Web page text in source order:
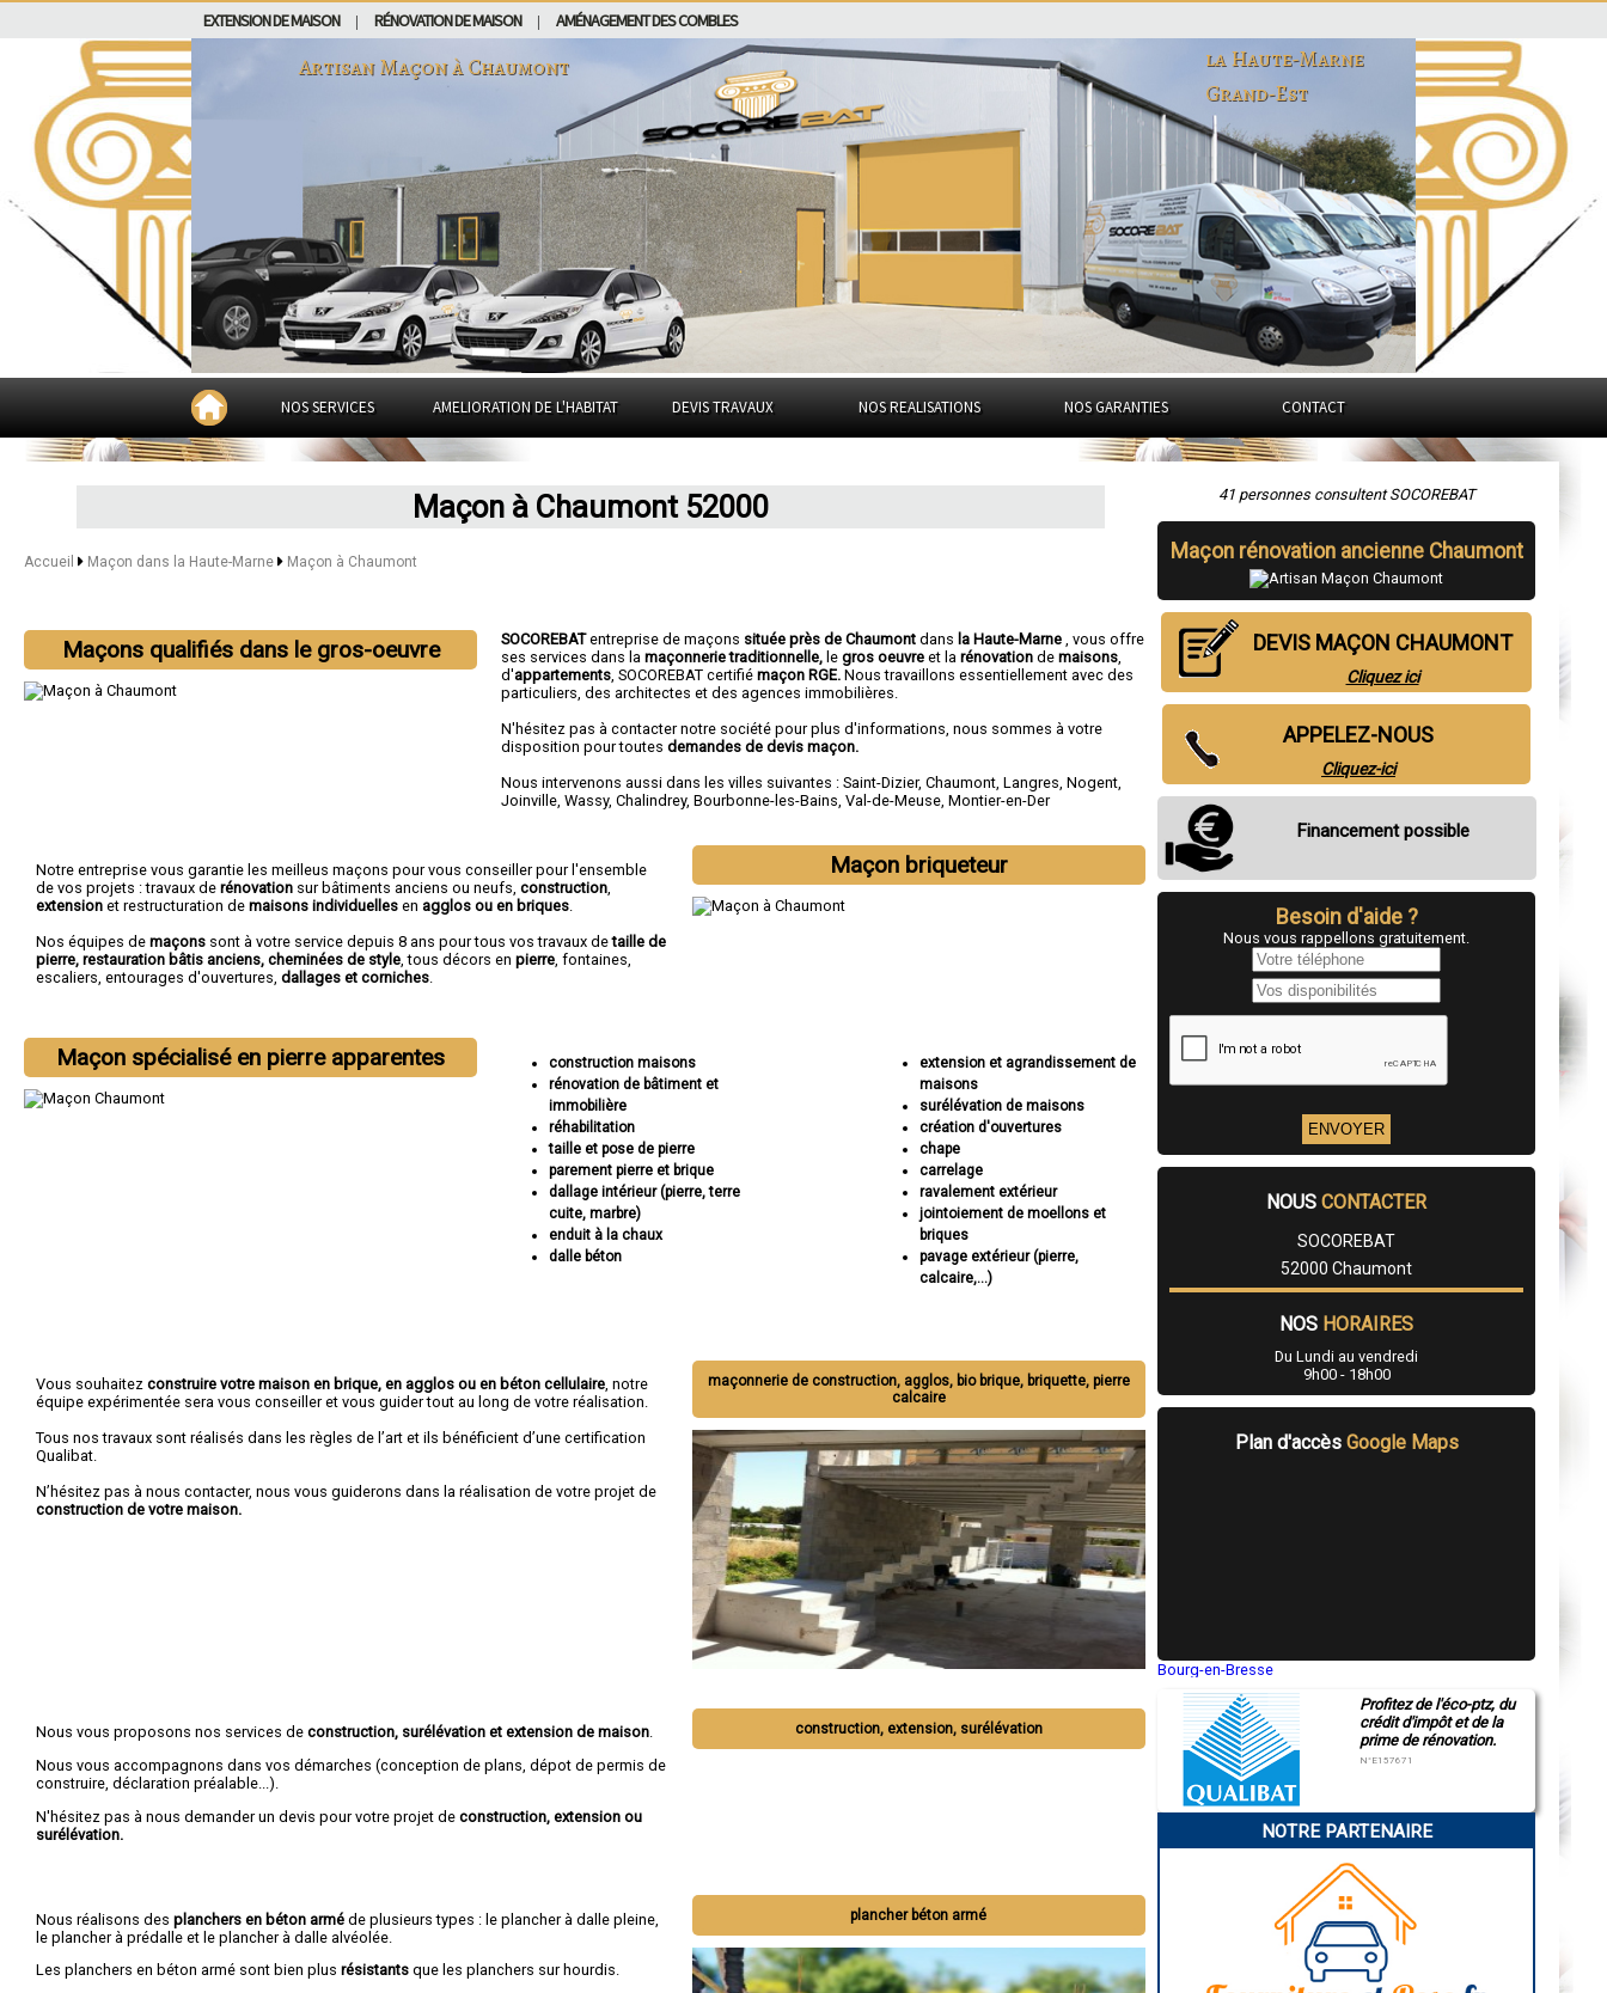
EXTENSION DE MAISON RÉNOVATION DE MAISON AMÉNAGEMENT DES COMBLES
Artisan Maçon àChaumont
la Haute-Marne
Grand-Est
NOS SERVICES AMELIORATION DE L'HABITAT DEVIS TRAVAUX NOS REALISATIONS NOS GARANTIES CONTACT
Maçon à Chaumont 52000
Accueil Maçon dans la Haute-Marne Maçon à Chaumont
Maçons qualifiés dans le gros-oeuvre SOCOREBATentreprise de maçons située près de Chaumontdans la Haute-Marne, vous offre
ses services dans lamaçonnerie traditionnelle, legros oeuvre et larénovation demaisons,
d'appartements, SOCOREBAT certifiémaçon RGE. Nous travaillons essentiellement avec des
particuliers, des architectes et des agences immobilières.
N'hésitez pas à contacter notre société pour plus d'informations, nous sommes à votre
disposition pour toutesdemandes de devis maçon.
Nous intervenons aussi dans les villes suivantes :Saint-Dizier,Chaumont,Langres,Nogent,
Joinville,Wassy,Chalindrey,Bourbonne-les-Bains,Val-de-Meuse,Montier-en-Der
Maçon briqueteur
Notre entreprise vous garantie les meilleus maçons pour vous conseiller pour l'ensemble
de vos projets : travaux de rénovation sur bâtiments anciens ou neufs, construction
extension et restructuration de maisons individuelles en agglos ou en briques
Nos équipes de maçons sont à votre service depuis 8 ans pour tous vos travaux detaille de
pierre, restauration bâtis anciens, cheminées de style , tous décors en pierre , fontaines,
escaliers, entourages d'ouvertures, dallages et corniches
Maçon spécialisé en pierre apparentes
construction maisons
rénovation de bâtiment et
immobilière
réhabilitation
taille et pose de pierre
parement pierre et brique
dallage intérieur (pierre, terre
cuite, marbre)
enduit à la chaux
dalle béton
extension et agrandissement de
maisons
surélévation de maisons
création d'ouvertures
chape
carrelage
ravalement extérieur
jointoiement de moellons et
briques
pavage extérieur (pierre,
calcaire,...)
maçonnerie de construction, agglos, bio brique, briquette, pierre
calcaire
Vous souhaitez construire votre maison en brique, en agglos ou en béton cellulaire, notre
équipe expérimentée sera vous conseiller et vous guider tout au long de votre réalisation.
Tous nos travaux sont réalisés dans les règles de l’art et ils bénéficient d’une certification
Qualibat.
N’hésitez pas à nous contacter, nous vous guiderons dans la réalisation de votre projet de
construction de votre maison.
construction, extension, surélévation
Nous vous proposons nos services de construction, surélévation et extension de maison.
Nous vous accompagnons dans vos démarches (conception de plans, dépot de permis de
construire, déclaration préalable...).
N'hésitez pas à nous demander un devis pour votre projet de construction, extension ou
surélévation.
plancher béton armé
Nous réalisons des planchers en béton armé de plusieurs types : le plancher à dalle pleine,
le plancher à prédalle et le plancher à dalle alvéolée.
Les planchers en béton armé sont bien plus résistants que les planchers sur hourdis.
41 personnes consultent SOCOREBAT
Maçon rénovation ancienne Chaumont
DEVIS MAÇON CHAUMONT
Cliquez ici
APPELEZ-NOUS
Cliquez-ici
Financement possible
Besoin d'aide ?
Nous vous rappellons gratuitement.
NOUS CONTACTER
SOCOREBAT
52000 Chaumont
NOS HORAIRES
Du Lundi au vendredi
9h00 - 18h00
Plan d'accès Google Maps
Bourg-en-Bresse
Montluçon
Manosque
Gap
Charleville-Mézières
Pamiers
Narbonne
Profitez de l'éco-ptz, du
crédit d'impôt et de la
prime de rénovation.
N°E157671
NOTRE PARTENAIRE